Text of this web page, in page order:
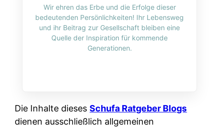
Wir ehren das Erbe und die Erfolge dieser
bedeutenden Persönlichkeiten! Ihr Lebensweg
und ihr Beitrag zur Gesellschaft bleiben eine
Quelle der Inspiration für kommende
Generationen.
Die Inhalte diesesSchufa Ratgeber Blogs
dienen ausschließlich allgemeinen